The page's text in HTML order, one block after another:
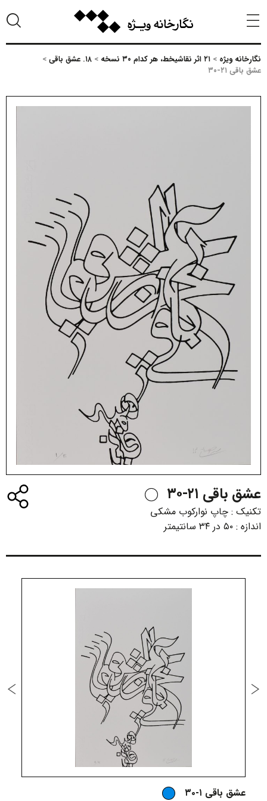
نگارخانه ویژه > ۲۱ اثر نقاشیخط، هر کدام ۳۰ نسخه > ۱۸. عشق باقی
>
عشق باقی ۲۱-۳۰
عشق باقی ۲۱-۳۰
تکنیک : چاپ نوارکوب مشکی
اندازه : ۵۰ در ۳۴ سانتیمتر
عشق باقی ۱-۳۰